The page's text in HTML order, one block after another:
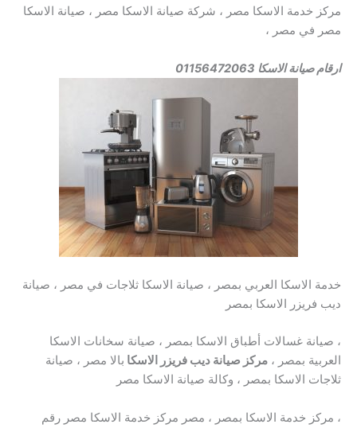
مركز خدمة الاسكا مصر ، شركة صيانة الاسكا مصر ، صيانة الاسكا
مصر في مصر ،
ارقام صيانة الاسكا 01156472063
خدمة الاسكا العربي بمصر ، صيانة الاسكا ثلاجات في مصر ، صيانة
ديب فريزر الاسكا بمصر
، صيانة غسالات أطباق الاسكا بمصر ، صيانة سخانات الاسكا
العربية بمصر ، مركز صيانة ديب فريزر الاسكا بالا مصر ، صيانة
ثلاجات الاسكا بمصر ، وكالة صيانة الاسكا مصر
، مركز خدمة الاسكا بمصر ، مصر مركز خدمة الاسكا مصر رقم